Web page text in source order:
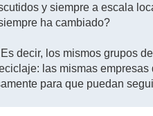
y siempre a escala
ha cambiado?
decir, los mismos grupos
las mismas empresas
para que puedan